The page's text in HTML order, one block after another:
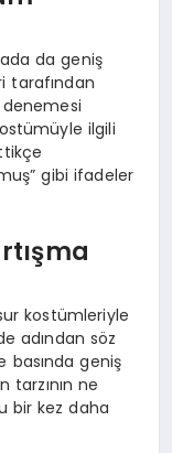
da geniş
tarafından
denemesi
ilgili
gibi ifadeler
kostümleriyle
adından söz
basında geniş
tarzının ne
bir kez daha